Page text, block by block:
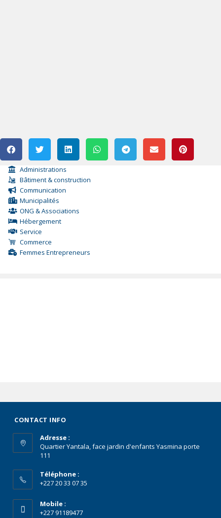
Administrations
Bâtiment & construction
Communication
Municipalités
ONG & Associations
Hébergement
Service
Commerce
Femmes Entrepreneurs
CONTACT INFO
Adresse :
Quartier Yantala, face jardin d'enfants Yasmina porte
111
Téléphone :
+227 20 33 07 35
Mobile :
+227 91189477